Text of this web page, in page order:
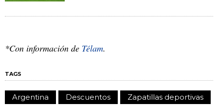
*Con información de Télam.
TAGS
Argentina Descuentos Zapatillas deportivas